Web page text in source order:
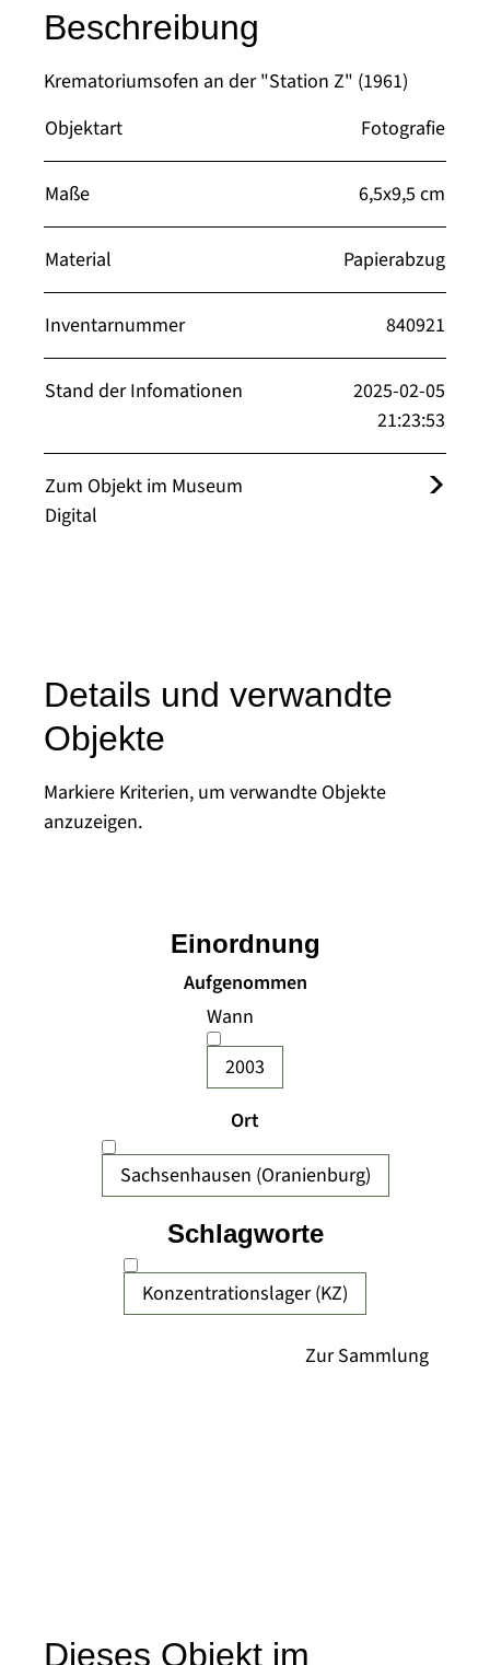
Beschreibung
Krematoriumsofen an der "Station Z" (1961)
Objektart
Fotografie
Maße 6,5x9,5 cm
Material Papierabzug
Inventarnummer 840921
Stand der Infomationen
2025-02-05
21:23:53
Zum Objekt im Museum
Digital
Details und verwandte
Objekte
Markiere Kriterien, um verwandte Objekte
anzuzeigen.
Aufgenommen
Wann
2003
Ort
Sachsenhausen (Oranienburg)
Konzentrationslager (KZ)
Einordnung
Schlagworte
Dieses Objekt im